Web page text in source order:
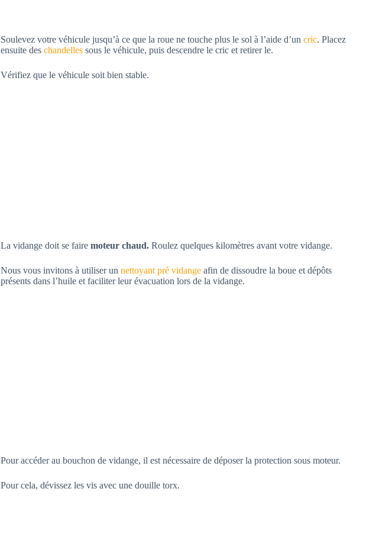
Soulevez votre véhicule jusqu’à ce que la roue ne touche plus le sol à l’aide d’un cric. Placez
ensuite des chandelles sous le véhicule, puis descendre le cric et retirer le.
Vérifiez que le véhicule soit bien stable.
La vidange doit se faire moteur chaud. Roulez quelques kilomètres avant votre vidange.
Nous vous invitons à utiliser un nettoyant pré vidange afin de dissoudre la boue et dépôts
présents dans l’huile et faciliter leur évacuation lors de la vidange.
Pour accéder au bouchon de vidange, il est nécessaire de déposer la protection sous moteur.
Pour cela, dévissez les vis avec une douille torx.